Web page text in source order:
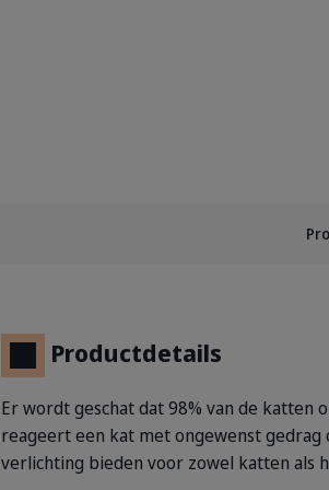
Productdetails
Er wordt geschat dat 98% van de katten
reageert een kat met ongewenst
verlichting bieden voor zowel katten als